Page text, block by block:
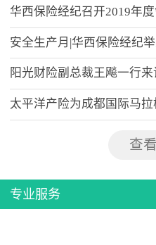
午，
党史
阳光财险副总裁王飚一行来
查
专业服务